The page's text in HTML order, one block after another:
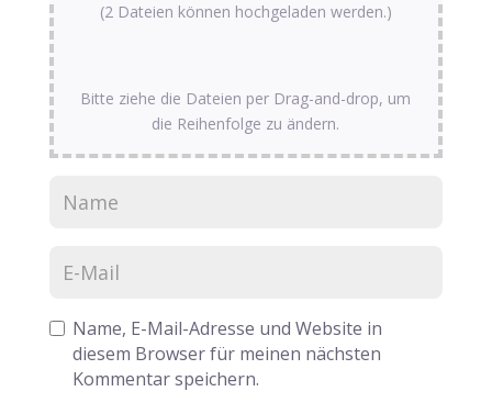
(2 Dateien können hochgeladen werden.)
Bitte ziehe die Dateien per Drag-and-drop, um
die Reihenfolge zu ändern.
Name, E-Mail-Adresse und Website in
diesem Browser für meinen nächsten
Kommentar speichern.